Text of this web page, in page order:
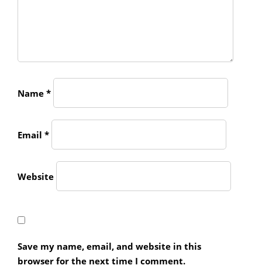
Name *
Email *
Website
Save my name, email, and website in this
browser for the next time I comment.